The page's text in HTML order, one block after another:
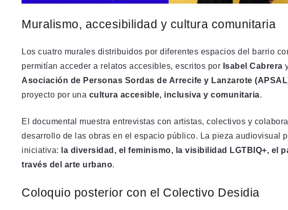
Muralismo, accesibilidad y cultura comunitaria
Los cuatro murales distribuidos por diferentes espacios del barrio
permitían acceder a relatos accesibles, escritos por Isabel Cabrera
Asociación de Personas Sordas de Arrecife y Lanzarote
proyecto por una cultura accesible, inclusiva y comunitaria.
El documental muestra entrevistas con artistas, colectivos y
desarrollo de las obras en el espacio público. La pieza audiovisual
iniciativa:
la diversidad, el feminismo, la visibilidad LGTBIQ+, el
través del arte urbano.
Coloquio posterior con el Colectivo Desidia